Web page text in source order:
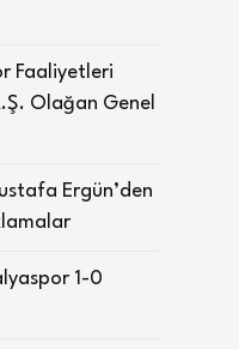
Faaliyetleri
Olağan Genel
Ergün’den
1-0